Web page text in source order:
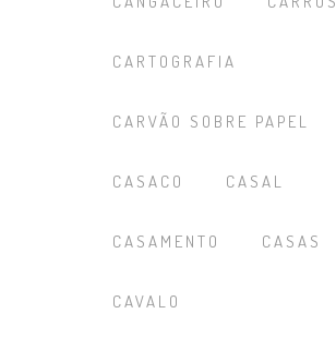
CARTOGRAFIA
CARVÃO SOBRE PAPEL
CASACO CASAL
CASAMENTO CASAS
CAVALO